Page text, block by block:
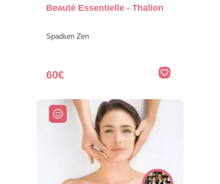
Beauté Essentielle - Thalion
Spadium Zen
60€